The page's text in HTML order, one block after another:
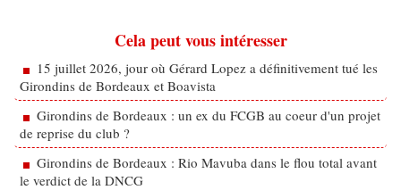
Cela peut vous intéresser
15 juillet 2026, jour où Gérard Lopez a définitivement tué les
Girondins de Bordeaux et Boavista
Girondins de Bordeaux : un ex du FCGB au coeur d'un projet
de reprise du club ?
Girondins de Bordeaux : Rio Mavuba dans le flou total avant
le verdict de la DNCG